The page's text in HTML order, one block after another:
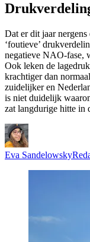
Dat er dit jaar
‘foutieve’
negatieve NAO-fase,
Ook leken de
krachtiger dan
zuidelijker en
is niet duidelijk
zat langdurige hitte in
Eva Sandelowsky